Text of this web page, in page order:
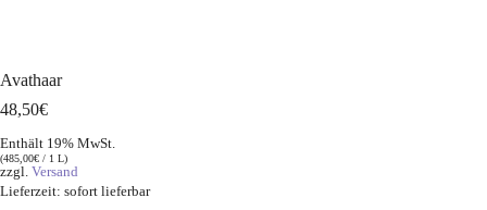
Avathaar
48,50€
Enthält 19% MwSt.
(485,00€ / 1 L)
zzgl. Versand
Lieferzeit: sofort lieferbar